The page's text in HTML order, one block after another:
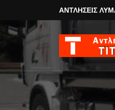
ΑΝΤΛΗΣΕΙΣ